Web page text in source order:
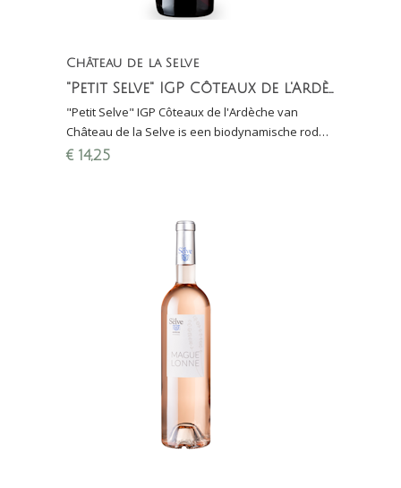
Château de la Selve
"Petit Selve" IGP Côteaux de l'Ardèche
"Petit Selve" IGP Côteaux de l'Ardèche van
Château de la Selve is een biodynamische rode
wijn gemaakt van Cinsault, Grenache en Syrah
€ 14,25